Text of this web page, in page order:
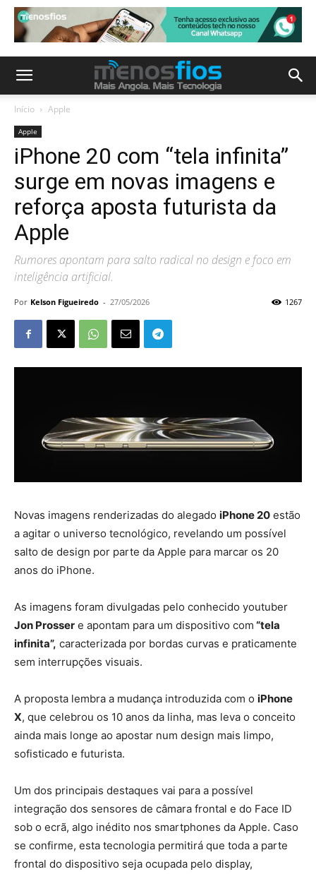
Início Apple
Apple
iPhone 20 com “tela infinita”
surge em novas imagens e
reforça aposta futurista da
Apple
Rumores apontam para salto radical no design e foco em
inteligência artificial.
Por Kelson Figueiredo - 27/05/2026 1267
Novas imagens renderizadas do alegado iPhone 20 estão
a agitar o universo tecnológico, revelando um possível
salto de design por parte da Apple para marcar os 20
anos do iPhone.
As imagens foram divulgadas pelo conhecido youtuber
Jon Prosser e apontam para um dispositivo com “tela
infinita”, caracterizada por bordas curvas e praticamente
sem interrupções visuais.
A proposta lembra a mudança introduzida com o iPhone
X, que celebrou os 10 anos da linha, mas leva o conceito
ainda mais longe ao apostar num design mais limpo,
sofisticado e futurista.
Um dos principais destaques vai para a possível
integração dos sensores de câmara frontal e do Face ID
sob o ecrã, algo inédito nos smartphones da Apple. Caso
se confirme, esta tecnologia permitirá que toda a parte
frontal do dispositivo seja ocupada pelo display,